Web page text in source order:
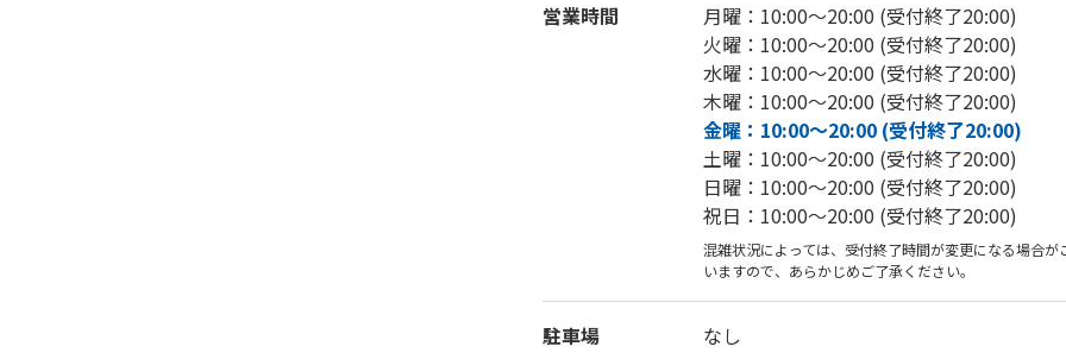
営業時間
月曜：10:00～20:00 (受付終了20:00)
火曜：10:00～20:00 (受付終了20:00)
水曜：10:00～20:00 (受付終了20:00)
木曜：10:00～20:00 (受付終了20:00)
金曜：10:00～20:00 (受付終了20:00)
土曜：10:00～20:00 (受付終了20:00)
日曜：10:00～20:00 (受付終了20:00)
祝日：10:00～20:00 (受付終了20:00)
混雑状況によっては、受付終了時間が変更になる場合が
いますので、あらかじめご了承ください。
駐車場 なし